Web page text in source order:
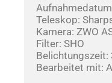
Teleskop:
Kamera: ZWO
Filter: SHO
Belichtungszeit:
Bearbeitet mit: